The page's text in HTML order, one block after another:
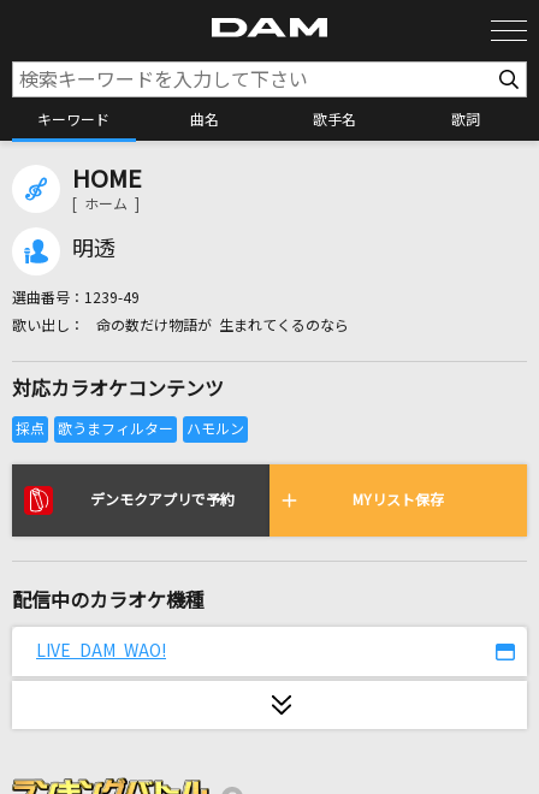
キーワード 曲名 歌手名 歌詞
全国りれき
リアルタイムで歌われている曲の一覧
絶対的主人公
Soranji
HOME
[ ホーム ]
明透
選曲番号： 1239-49
命の数だけ物語が 生まれてくるのなら
対応カラオケコンテンツ
デンモクアプリで予約 MYリスト保存
配信中のカラオケ機種
LIVE DAM WAO!